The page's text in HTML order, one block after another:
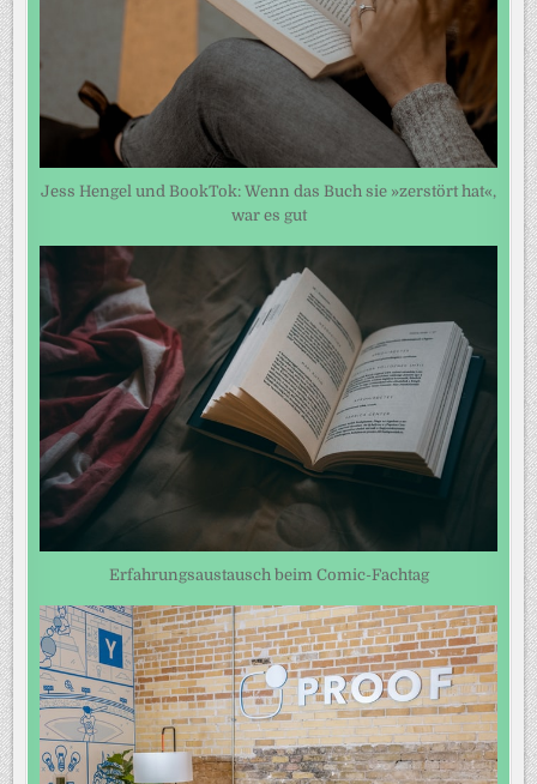
Jess Hengel und BookTok: Wenn das Buch sie »zerstört hat«,
war es gut
Erfahrungsaustausch beim Comic-Fachtag